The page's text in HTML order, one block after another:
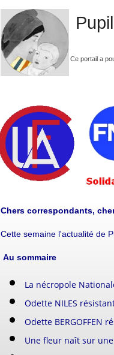
Ce portail a
Chers correspondants,
Cette semaine l'actualité de
Au sommaire
La nécropole
Odette NILES
Odette BERGOFFEN
Une fleur naît sur